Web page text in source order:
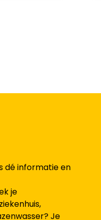
dé informatie en
je
Je